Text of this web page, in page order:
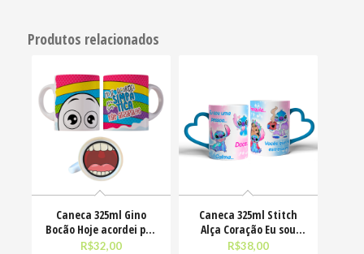
Produtos relacionados
Caneca 325ml Gino
Bocão Hoje acordei pra
ser simpática não
R$32,00
Caneca 325ml Stitch
Alça Coração Eu sou
uma pessoa calma
R$38,00